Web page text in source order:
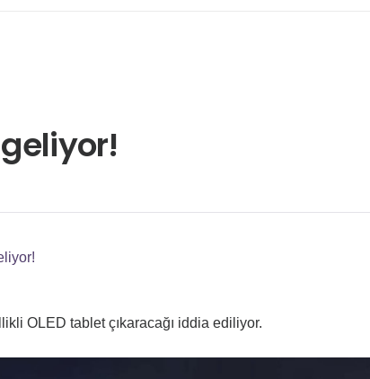
OLED tablet çıkaracağı iddia ediliyor.